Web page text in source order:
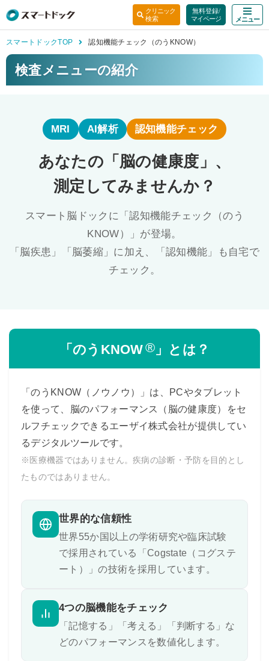
クリニック
検索
無料登録/
マイページ メニュ ー
スマートドックTOP 認知機能チェック（のうKNOW）
検査メニューの紹介
MRI AI解析 認知機能チェック
あなたの「脳の健康度」、
測定してみませんか？
スマート脳ドックに「認知機能チェック（のう
KNOW）」が登場。
「脳疾患」「脳萎縮」に加え、「認知機能」も自宅で
チェック。
「のうKNOW® 」とは？
「のうKNOW（ノウノウ）」は、PCやタブレット
を使って、脳のパフォーマンス（脳の健康度）をセ
ルフチェックできるエーザイ株式会社が提供してい
るデジタルツールです。
※医療機器ではありません。疾病の診断・予防を目的とし
たものではありません。
世界的な信頼性
世界55か国以上の学術研究や臨床試験
で採用されている「Cogstate（コグステ
ート）」の技術を採用しています。
4つの脳機能をチェック
「記憶する」「考える」「判断する」な
どのパフォーマンスを数値化します。